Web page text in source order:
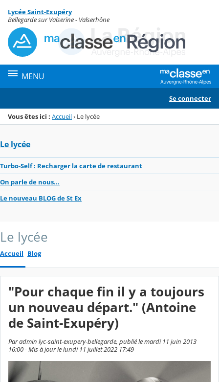
Menu de la rubrique
Contenu
Lycée Saint-Exupéry
Bellegarde sur Valserine - Valserhône
MENU
Se connecter
Vous êtes ici : Accueil› Le lycée
Le lycée
Turbo-Self : Recharger la carte de restaurant
On parle de nous...
Le nouveau BLOG de St Ex
Le lycée
Accueil Blog
"Pour chaque fin il y a toujours
un nouveau départ." (Antoine
de Saint-Exupéry)
Par admin lyc-saint-exupery-bellegarde, publié le mardi 11 juin 2013
16:00 - Mis à jour le lundi 11 juillet 2022 17:49